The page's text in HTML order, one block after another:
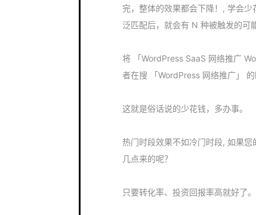
完，整体的效果都会下降！, 学会
泛匹配后，就会有 N 种被触发的可
将 「WordPress SaaS 网络推广
者在搜 「WordPress 网络推广」 的
这就是俗话说的少花钱，多办事。
热门时段效果不如冷门时段, 如果
几点来的呢？
只要转化率、投资回报率高就好了。